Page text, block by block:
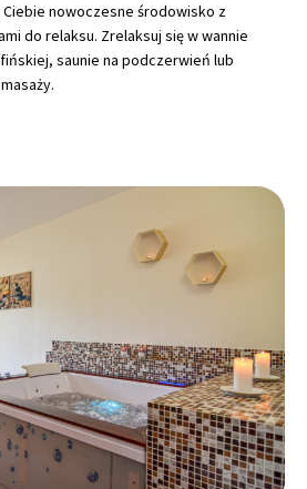
nowoczesne środowisko z
do relaksu. Zrelaksuj się w wannie
saunie na podczerwień lub